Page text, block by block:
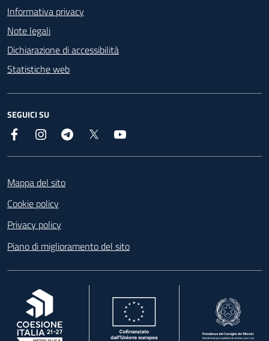
Informativa privacy
Note legali
Dichiarazione di accessibilità
Statistiche web
SEGUICI SU
Facebook InstagramTelegram
Mappa del sito
Cookie policy
Privacy policy
Piano di miglioramento del sito
, apre in una nuova scheda